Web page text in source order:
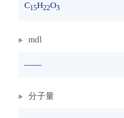
C15H22O3
mdl
——
分子量